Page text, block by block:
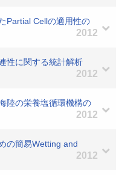
Partial Cellの適用性の
2012
性に関する統計解析
2012
陸の栄養塩循環機構の
2012
の簡易Wetting and
2012